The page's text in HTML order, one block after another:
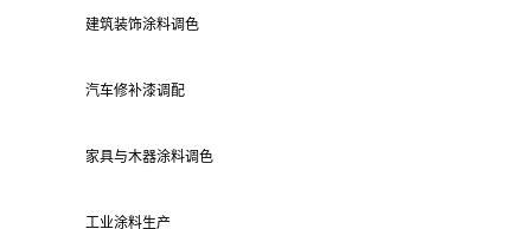
建筑装饰涂料调色
汽车修补漆调配
家具与木器涂料调色
工业涂料生产